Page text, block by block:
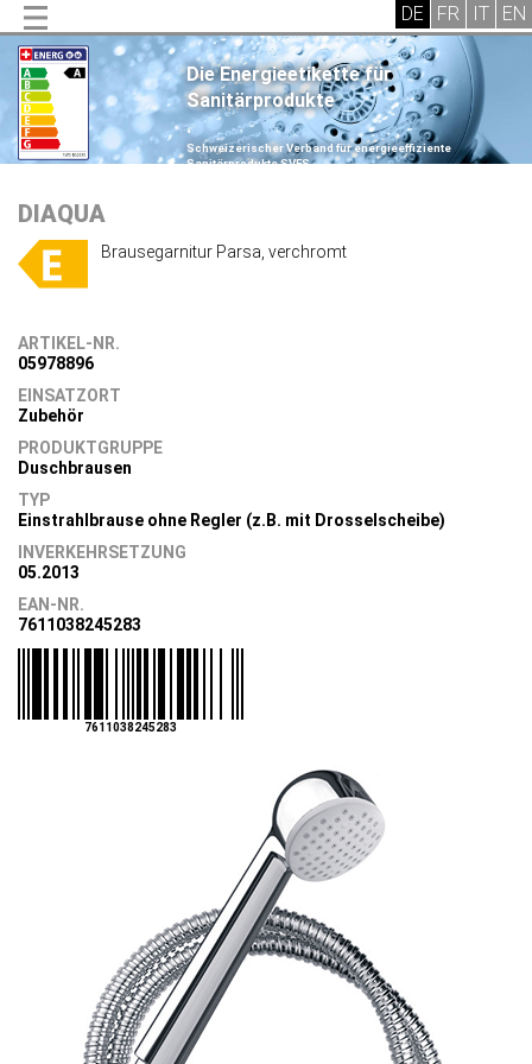
Die Energieetikette für
Sanitärprodukte
.
Schweizerischer Verband für energieeffiziente
Sanitärprodukte SVES
DIAQUA
Brausegarnitur Parsa, verchromt
ARTIKEL-NR.
05978896
EINSATZORT
Zubehör
PRODUKTGRUPPE
Duschbrausen
TYP
Einstrahlbrause ohne Regler (z.B. mit Drosselscheibe)
INVERKEHRSETZUNG
05.2013
EAN-NR.
7611038245283
7611038245283